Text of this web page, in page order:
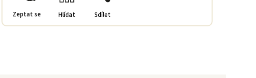
Zeptat se Hlídat Sdílet